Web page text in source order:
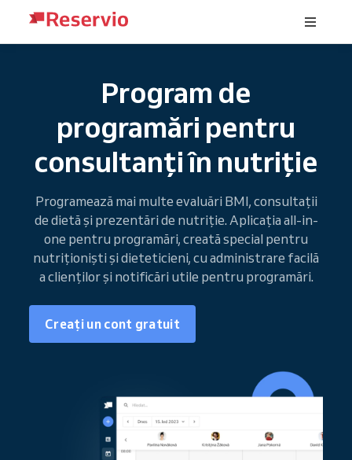
Program de
programări pentru
consultanți în nutriție
Programează mai multe evaluări BMI, consultații
de dietă și prezentări de nutriție. Aplicația all-in-
one pentru programări, creată special pentru
nutriționiști și dieteticieni, cu administrare facilă
a clienților și notificări utile pentru programări.
Creați un cont gratuit